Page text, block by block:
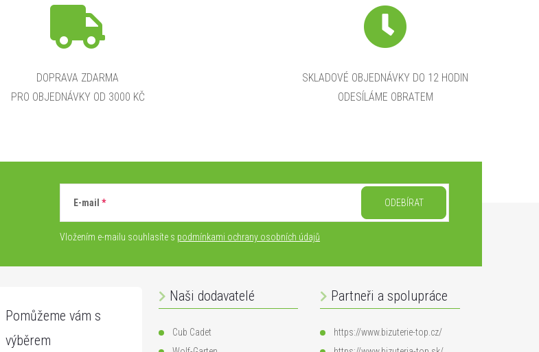
DOPRAVA ZDARMA
PRO OBJEDNÁVKY OD 3000 KČ
SKLADOVÉ OBJEDNÁVKY DO 12 HODIN
ODESÍLÁME OBRATEM
E-mail
Vložením e-mailu souhlasíte s podmínkami ochrany osobních údajů
ODEBÍRAT
Naši dodavatelé
Cub Cadet
Partneři a spolupráce
https://www.bizuterie-top.cz/